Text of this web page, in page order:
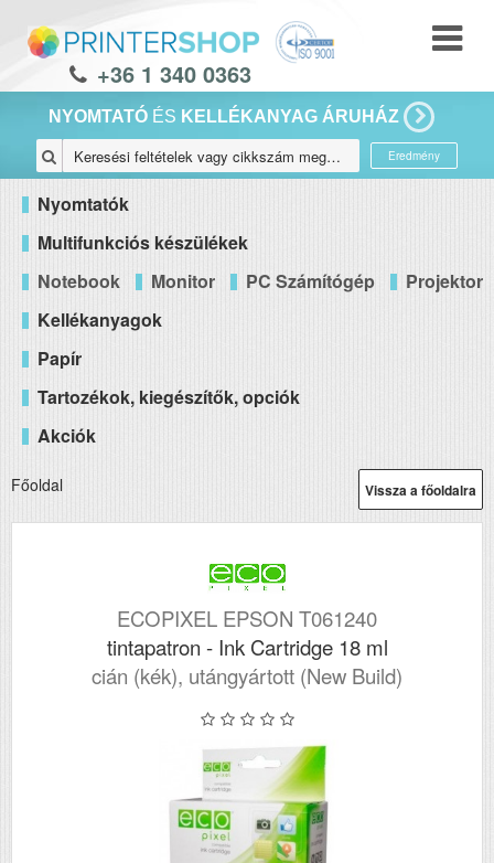
+36 1 340 0363
NYOMTATÓ ÉS KELLÉKANYAG ÁRUHÁZ
Eredmény
Nyomtatók
Multifunkciós készülékek
Notebook
Monitor PC Számítógép
Projektor
Kellékanyagok
Papír
Tartozékok, kiegészítők, opciók
Akciók
Vissza a főoldalra
Főoldal
ECOPIXEL EPSON T061240
tintapatron - Ink Cartridge 18 ml
cián (kék), utángyártott (New Build)